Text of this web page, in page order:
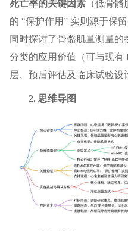
死亡率的关键因素（低骨骼
的 “保护作用” 实则源于保
同时探讨了骨骼肌量测量
分类的应用价值（可与现有
层、预后评估及临床试验设
2. 思维导图